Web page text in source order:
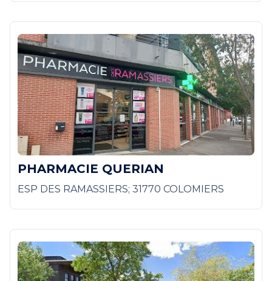
PHARMACIE QUERIAN
ESP DES RAMASSIERS; 31770 COLOMIERS